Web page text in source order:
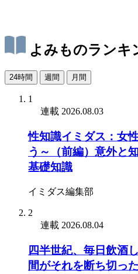
よみものランキ
24時間 週間 月間
1
連載 2026.08.03
性知識イミダス：女
う～（前編）意外と
基礎知識
イミダス編集部
2
連載 2026.08.04
四半世紀、毎日飲酒
間がそれを断ち切っ